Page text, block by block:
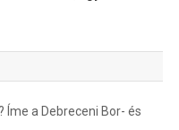
Íme a Debreceni Bor- és